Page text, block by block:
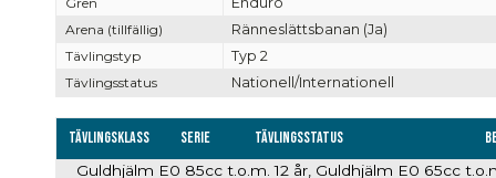
Arena (tillfällig)
Ränneslättsbanan (Ja)
Tävlingstyp
Typ 2
Tävlingsstatus
Nationell/Internationell
Tävlingsklass Serie Tävlingsstatus
Guldhjälm E0 85cc t.o.m. 12 år, Guldhjälm E0 65cc